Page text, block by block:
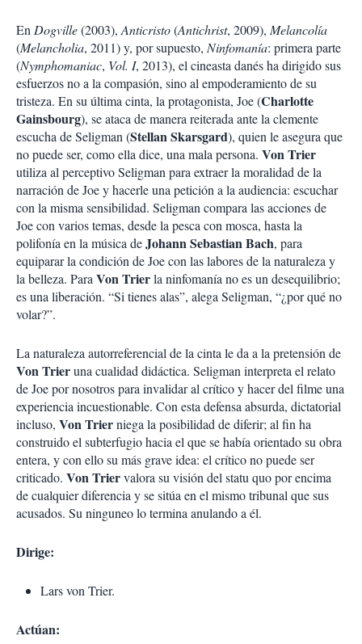
En Dogville(2003), Anticristo(Antichrist, 2009), Melancolía
(Melancholia, 2011) y, por supuesto, Ninfomanía: primera parte
(Nymphomaniac, Vol. I, 2013), el cineasta danés ha dirigido sus
esfuerzos no a la compasión, sino al empoderamiento de su
tristeza. En su última cinta, la protagonista, Joe (Charlotte
Gainsbourg), se ataca de manera reiterada ante la clemente
escucha de Seligman (Stellan Skarsgard), quien le asegura que
no puede ser, como ella dice, una mala persona. Von Trier
utiliza al perceptivo Seligman para extraer la moralidad de la
narración de Joe y hacerle una petición a la audiencia: escuchar
con la misma sensibilidad. Seligman compara las acciones de
Joe con varios temas, desde la pesca con mosca, hasta la
polifonía en la música deJohann Sebastian Bach, para
equiparar la condición de Joe con las labores de la naturaleza y
la belleza. Para Von Trierla ninfomanía no es un desequilibrio;
es una liberación. “Si tienes alas”, alega Seligman, “¿por qué no
volar?”.
La naturaleza autorreferencial de la cinta le da a la pretensión de
Von Trieruna cualidad didáctica. Seligman interpreta el relato
de Joe por nosotros para invalidar al crítico y hacer del filme una
experiencia incuestionable. Con esta defensa absurda, dictatorial
incluso, Von Trierniega la posibilidad de diferir; al fin ha
construido el subterfugio hacia el que se había orientado su obra
entera, y con ello su más grave idea: el crítico no puede ser
criticado. Von Triervalora su visión del statu quo por encima
de cualquier diferencia y se sitúa en el mismo tribunal que sus
acusados. Su ninguneo lo termina anulando a él.
Dirige:
Lars von Trier.
Actúan: